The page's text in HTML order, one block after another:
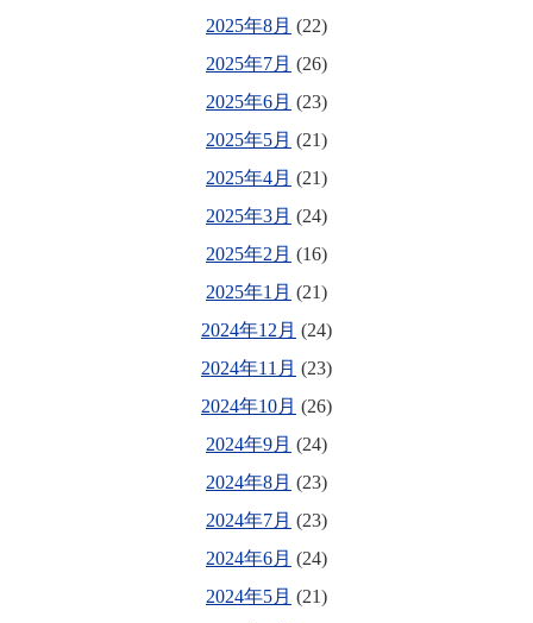
2025年8月 (22)
2025年7月 (26)
2025年6月 (23)
2025年5月 (21)
2025年4月 (21)
2025年3月 (24)
2025年2月 (16)
2025年1月 (21)
2024年12月 (24)
2024年11月 (23)
2024年10月 (26)
2024年9月 (24)
2024年8月 (23)
2024年7月 (23)
2024年6月 (24)
2024年5月 (21)